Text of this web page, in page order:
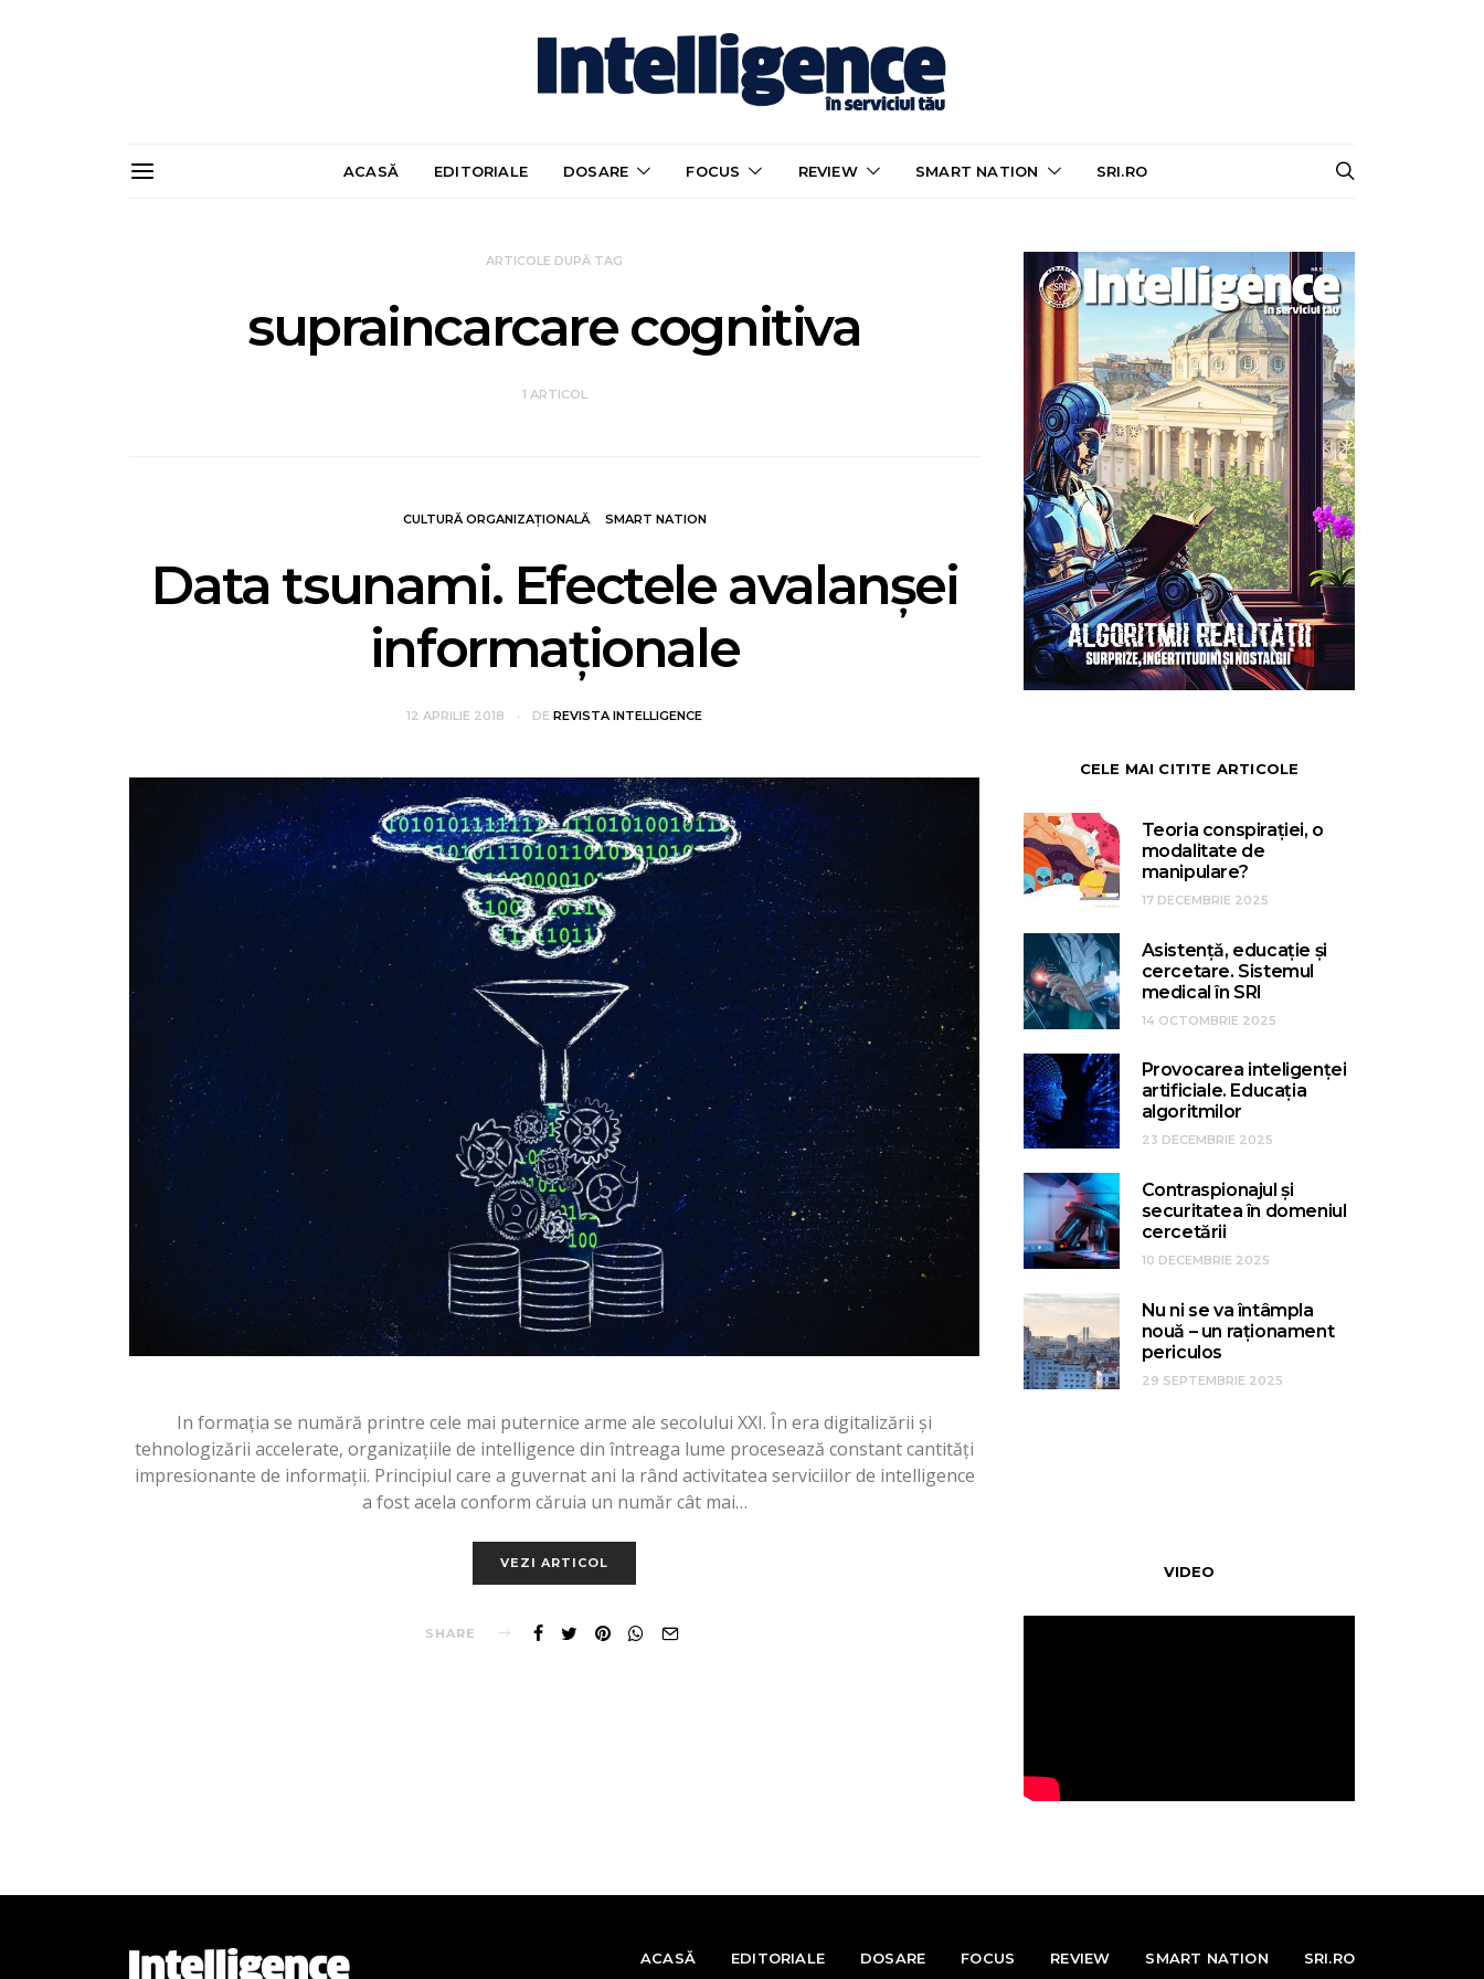
ACASĂ EDITORIALE DOSARE FOCUS REVIEW SMART NATION SRI.RO
ARTICOLE DUPĂ TAG
supraincarcare cognitiva
1 ARTICOL
CULTURĂ ORGANIZAȚIONALĂ SMART NATION
Data tsunami. Efectele avalanşei
informaţionale
12 APRILIE 2018 DE REVISTA INTELLIGENCE
In formația se numără printre cele mai puternice arme ale secolului XXI. În era digitalizării și
tehnologizării accelerate, organizațiile de intelligence din întreaga lume procesează constant cantități
impresionante de informații. Principiul care a guvernat ani la rând activitatea serviciilor de intelligence
a fost acela conform căruia un număr cât mai…
VEZI ARTICOL
SHARE
CELE MAI CITITE ARTICOLE
Teoria conspirației, o
modalitate de
manipulare?
17 DECEMBRIE 2025
Asistență, educație și
cercetare. Sistemul
medical în SRI
14 OCTOMBRIE 2025
Provocarea inteligenței
artificiale. Educația
algoritmilor
23 DECEMBRIE 2025
Contraspionajul și
securitatea în domeniul
cercetării
10 DECEMBRIE 2025
Nu ni se va întâmpla
nouă – un raționament
periculos
29 SEPTEMBRIE 2025
VIDEO
ACASĂ EDITORIALE DOSARE FOCUS REVIEW SMART NATION SRI.RO